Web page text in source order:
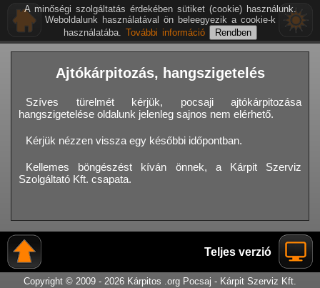
Ajtókárpitozás, hangszigetelés
Szíves türelmét kérjük, pocsaji ajtókárpitozása
hangszigetelése oldalunk jelenleg sajnos nem elérhető.
Kérjük nézzen vissza egy későbbi időpontban.
Kellemes böngészést kíván önnek, a Kárpit Szerviz
Szolgáltató Kft. csapata.
Teljes verzió
Copyright © 2009 - 2026 Kárpitos .org Pocsaj - Kárpit Szerviz Kft.
A minőségi szolgáltatás érdekében sütiket (cookie) használunk.
Weboldalunk használatával ön beleegyezik a cookie-k
használatába. További információ